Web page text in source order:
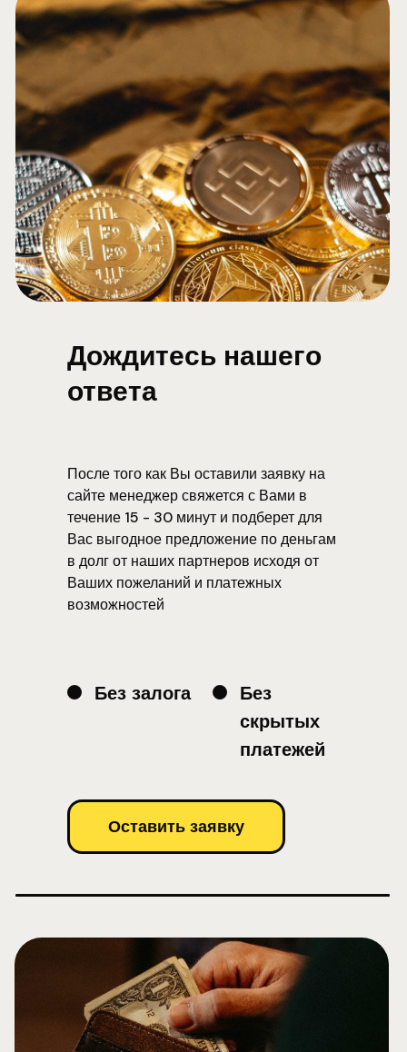
После того как Вы оставили заявку на
сайте менеджер свяжется с Вами в
течение 15 - 30 минут и подберет для
Вас выгодное предложение по деньгам
в долг от наших партнеров исходя от
Ваших пожеланий и платежных
возможностей
Дождитесь нашего
ответа
Оставить заявку
Без залога
Без
скрытых
платежей